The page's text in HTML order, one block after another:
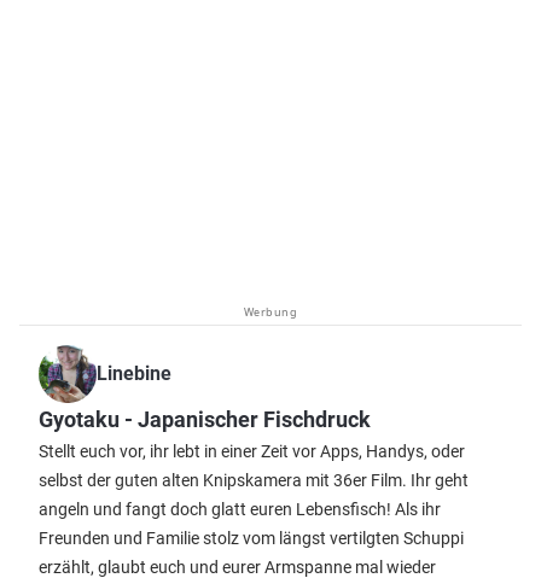
Werbung
Linebine
Gyotaku - Japanischer Fischdruck
Stellt euch vor, ihr lebt in einer Zeit vor Apps, Handys, oder
selbst der guten alten Knipskamera mit 36er Film. Ihr geht
angeln und fangt doch glatt euren Lebensfisch! Als ihr
Freunden und Familie stolz vom längst vertilgten Schuppi
erzählt, glaubt euch und eurer Armspanne mal wieder